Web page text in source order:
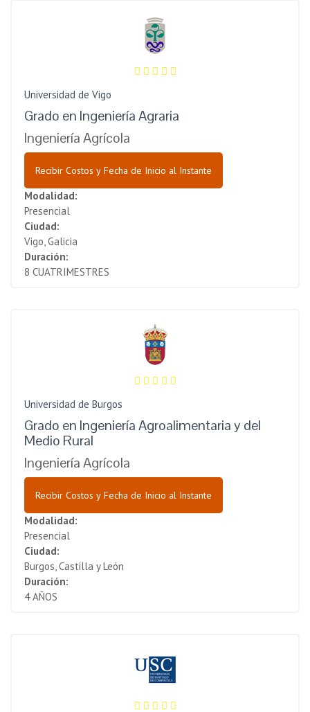
Universidad de Vigo
Grado en Ingeniería Agraria
Ingeniería Agrícola
Recibir Costos y Fecha de Inicio al Instante
Modalidad:
Presencial
Ciudad:
Vigo, Galicia
Duración:
8 CUATRIMESTRES
Universidad de Burgos
Grado en Ingeniería Agroalimentaria y del
Medio Rural
Ingeniería Agrícola
Recibir Costos y Fecha de Inicio al Instante
Modalidad:
Presencial
Ciudad:
Burgos, Castilla y León
Duración:
4 AÑOS